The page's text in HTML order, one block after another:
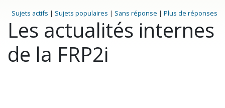
Sujets actifs | Sujets populaires | Sans réponse | Plus de réponses
Les actualités internes
de la FRP2i